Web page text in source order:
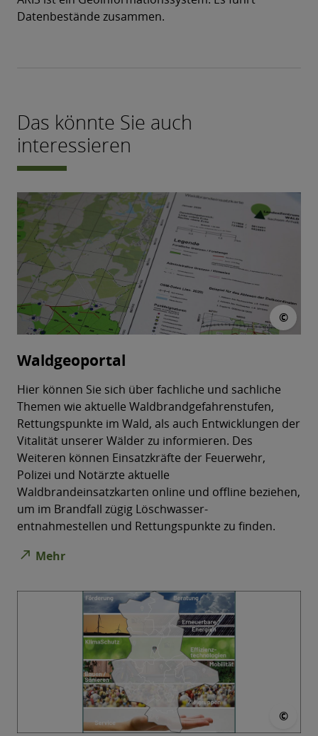
Datenbestände zusammen.
Das könnte Sie auch
interessieren
© ©
Waldgeoportal
Hier können Sie sich über fachliche und sachliche
Themen wie aktuelle Waldbrandgefahrenstufen,
Rettungspunkte im Wald, als auch Entwicklungen der
Vitalität unserer Wälder zu informieren. Des
Weiteren können Einsatzkräfte der Feuerwehr,
Polizei und Notärzte aktuelle
Waldbrandeinsatzkarten online und offline beziehen,
um im Brandfall zügig Löschwasser-
entnahmestellen und Rettungspunkte zu finden.
north_east Mehr
©